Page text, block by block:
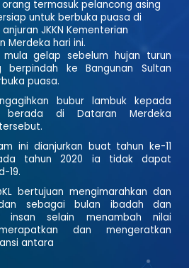
termasuk pelancong asing
untuk berbuka puasa di
JKKN Kementerian
Merdeka hari ini.
gelap sebelum hujan turun
berpindah ke Bangunan Sultan
puasa.
bubur lambuk kepada
di Dataran Merdeka
ini dianjurkan buat tahun ke-11
tahun 2020 ia tidak dapat
19.
bertujuan mengimarahkan dan
sebagai bulan ibadah dan
insan selain menambah nilai
dan mengeratkan
antara